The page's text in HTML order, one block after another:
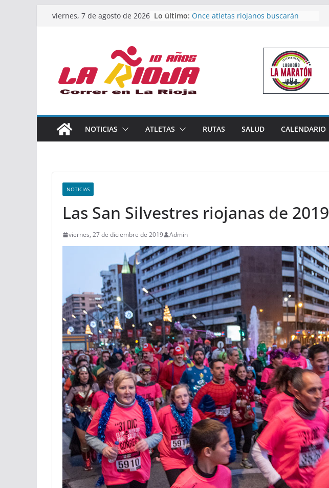
Saltarviernes, 7 de agosto de 2026 Lo último: los Nacionales de Triatlón Cros,
podio en el Campeonato de España
Absoluto de Málaga
Un bronce en 4×400 y tres puestos
de finalista cierran la participación
riojana en en Nacional de Málaga
Acuatlón en Calahorra
Marcos Moreno, subacampeón de
España absoluto en Disco
NOTICIAS ATLETAS RUTAS SALUD CALENDARIO
NOTICIAS
Las San Silvestres riojanas de 2019
viernes, 27 de diciembre de 2019 Admin